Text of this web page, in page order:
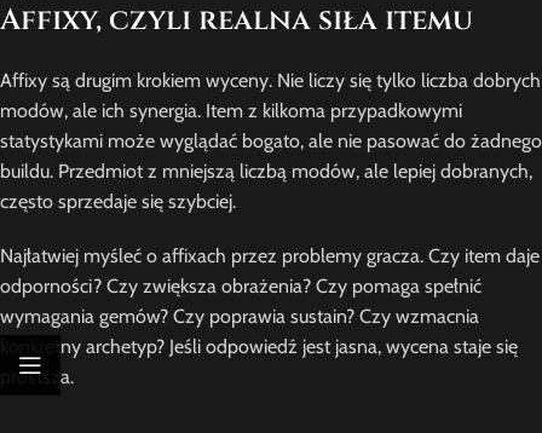
Affixy, czyli realna siła itemu
Affixy są drugim krokiem wyceny. Nie liczy się tylko liczba dobrych
modów, ale ich synergia. Item z kilkoma przypadkowymi
statystykami może wyglądać bogato, ale nie pasować do żadnego
buildu. Przedmiot z mniejszą liczbą modów, ale lepiej dobranych,
często sprzedaje się szybciej.
Najłatwiej myśleć o affixach przez problemy gracza. Czy item daje
odporności? Czy zwiększa obrażenia? Czy pomaga spełnić
wymagania gemów? Czy poprawia sustain? Czy wzmacnia
konkretny archetyp? Jeśli odpowiedź jest jasna, wycena staje się
prostsza.